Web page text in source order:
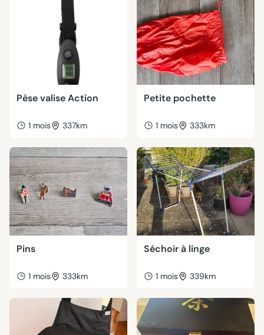
Pèse valise Action
1 mois 337km
Petite pochette
1 mois 333km
Pins
1 mois 333km
Séchoir à linge
1 mois 339km